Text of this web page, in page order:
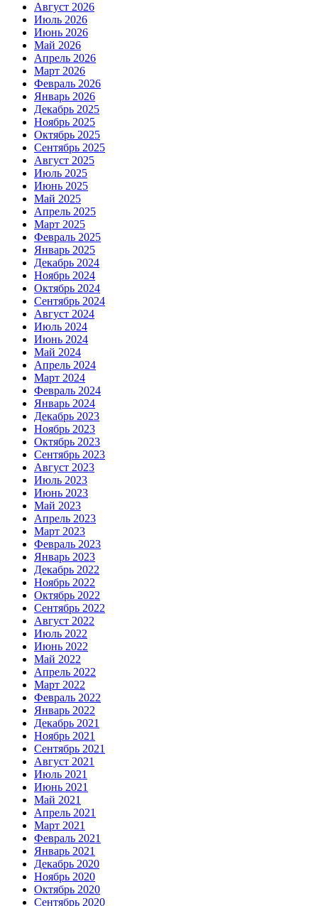
Август 2026
Июль 2026
Июнь 2026
Май 2026
Апрель 2026
Март 2026
Февраль 2026
Январь 2026
Декабрь 2025
Ноябрь 2025
Октябрь 2025
Сентябрь 2025
Август 2025
Июль 2025
Июнь 2025
Май 2025
Апрель 2025
Март 2025
Февраль 2025
Январь 2025
Декабрь 2024
Ноябрь 2024
Октябрь 2024
Сентябрь 2024
Август 2024
Июль 2024
Июнь 2024
Май 2024
Апрель 2024
Март 2024
Февраль 2024
Январь 2024
Декабрь 2023
Ноябрь 2023
Октябрь 2023
Сентябрь 2023
Август 2023
Июль 2023
Июнь 2023
Май 2023
Апрель 2023
Март 2023
Февраль 2023
Январь 2023
Декабрь 2022
Ноябрь 2022
Октябрь 2022
Сентябрь 2022
Август 2022
Июль 2022
Июнь 2022
Май 2022
Апрель 2022
Март 2022
Февраль 2022
Январь 2022
Декабрь 2021
Ноябрь 2021
Сентябрь 2021
Август 2021
Июль 2021
Июнь 2021
Май 2021
Апрель 2021
Март 2021
Февраль 2021
Январь 2021
Декабрь 2020
Ноябрь 2020
Октябрь 2020
Сентябрь 2020